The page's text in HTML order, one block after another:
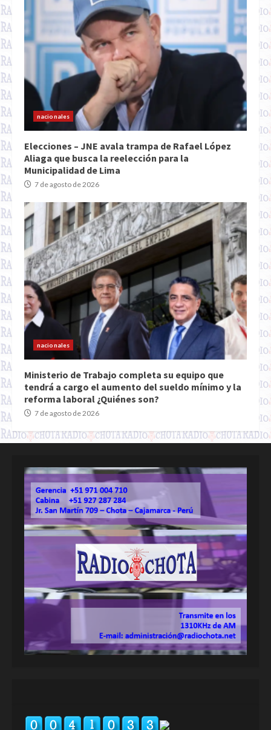
nacionales
Elecciones – JNE avala trampa de Rafael López
Aliaga que busca la reelección para la
Municipalidad de Lima
7 de agosto de 2026
nacionales
Ministerio de Trabajo completa su equipo que
tendrá a cargo el aumento del sueldo mínimo y la
reforma laboral ¿Quiénes son?
7 de agosto de 2026